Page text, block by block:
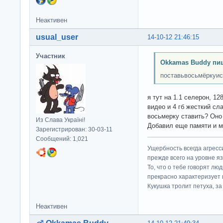
Неактивен
14-10-12 21:46:15
usual_user
Участник
Из Слава Україні!
Зарегистрирован: 30-03-11
Сообщений: 1,021
Okkamas Buddy
я тут на 1.1 селерон,
видео и 4 гб жесткий
восьмерку ставить?
Добавил еще памяти и
Ущербность всегда
прежде всего на уровне
То, что о тебе говорят
прекрасно характеризует
Кукушка тролит петуха,
Неактивен